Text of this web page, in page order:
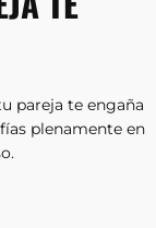
pareja te engaña
plenamente en